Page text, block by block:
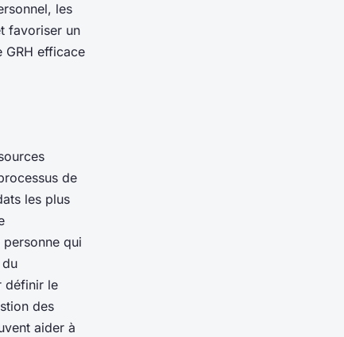
les
favoriser un
GRH efficace
de
les plus
qui
du
définir le
des
aider à